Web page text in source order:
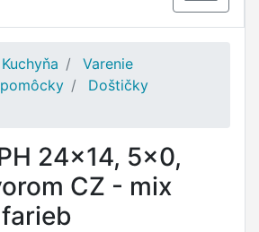
Kuchyňa
Varenie
Doštičky
24x14, 5x0,
CZ - mix